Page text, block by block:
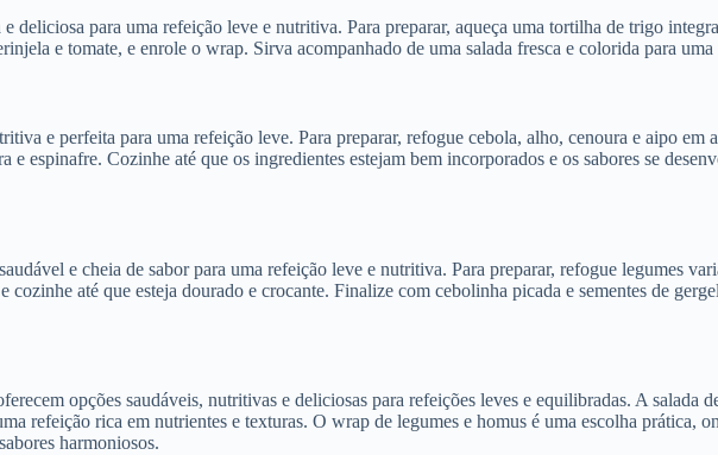
deliciosa para uma refeição leve e nutritiva. Para preparar, aqueça uma tortilha de trigo
e tomate, e enrole o wrap. Sirva acompanhado de uma salada fresca e colorida para
e perfeita para uma refeição leve. Para preparar, refogue cebola, alho, cenoura e aipo
e espinafre. Cozinhe até que os ingredientes estejam bem incorporados e os sabores se
e cheia de sabor para uma refeição leve e nutritiva. Para preparar, refogue legumes
até que esteja dourado e crocante. Finalize com cebolinha picada e sementes de
opções saudáveis, nutritivas e deliciosas para refeições leves e equilibradas. A
refeição rica em nutrientes e texturas. O wrap de legumes e homus é uma escolha prática,
harmoniosos.